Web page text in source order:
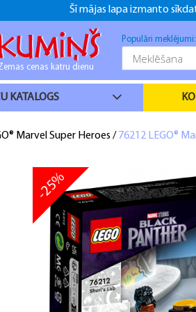
Šī mājas lapa izmanto
+371 26916937
cenas katru dienu
Populāri meklējumi:
KATALOGS
Marvel Super Heroes / 76212 LEGO®
-25%